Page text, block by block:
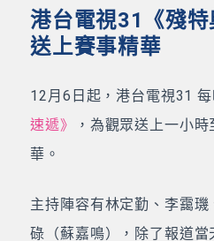
港台電視31《殘特
送上賽事精華
12月6日起，港台電視31
速遞》
，為觀眾送上一小
華。
主持陣容有林定勤、李靄
碌（蘇嘉鳴），除了報道